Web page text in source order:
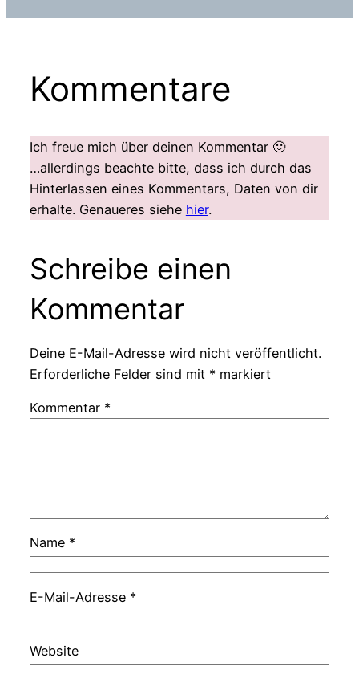
Kommentare
Ich freue mich über deinen Kommentar 🙂
…allerdings beachte bitte, dass ich durch das
Hinterlassen eines Kommentars, Daten von dir
erhalte. Genaueres siehe hier.
Schreibe einen
Kommentar
Deine E-Mail-Adresse wird nicht veröffentlicht.
Erforderliche Felder sind mit * markiert
Kommentar *
Name *
E-Mail-Adresse *
Website